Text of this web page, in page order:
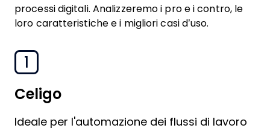
processi digitali. Analizzeremo i pro e i contro, le
loro caratteristiche e i migliori casi d’uso.
1
Celigo
Ideale per l'automazione dei flussi di lavoro